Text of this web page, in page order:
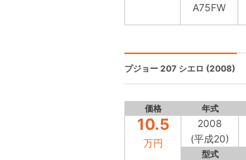
A75FW
プジョー 207 シエロ (2008)
価格 年式
10.5
万円
2008
(平成20)
型式